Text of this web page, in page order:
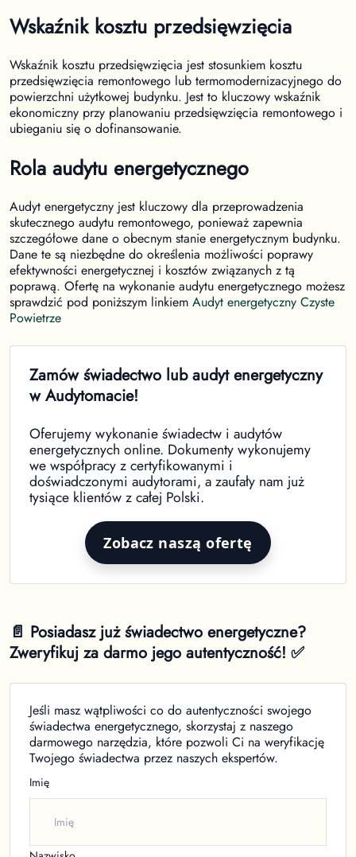
Wskaźnik kosztu przedsięwzięcia
Wskaźnik kosztu przedsięwzięcia jest stosunkiem kosztu
przedsięwzięcia remontowego lub termomodernizacyjnego do
powierzchni użytkowej budynku. Jest to kluczowy wskaźnik
ekonomiczny przy planowaniu przedsięwzięcia remontowego i
ubieganiu się o dofinansowanie.
Rola audytu energetycznego
Audyt energetyczny jest kluczowy dla przeprowadzenia
skutecznego audytu remontowego, ponieważ zapewnia
szczegółowe dane o obecnym stanie energetycznym budynku.
Dane te są niezbędne do określenia możliwości poprawy
efektywności energetycznej i kosztów związanych z tą
poprawą. Ofertę na wykonanie audytu energetycznego możesz
sprawdzić pod poniższym linkiem Audyt energetyczny Czyste
Powietrze
Zamów świadectwo lub audyt energetyczny
w Audytomacie!
Oferujemy wykonanie świadectw i audytów
energetycznych online. Dokumenty wykonujemy
we współpracy z certyfikowanymi i
doświadczonymi audytorami, a zaufały nam już
tysiące klientów z całej Polski.
Zobacz naszą ofertę
📄 Posiadasz już świadectwo energetyczne?
Zweryfikuj za darmo jego autentyczność! ✅
Jeśli masz wątpliwości co do autentyczności swojego
świadectwa energetycznego, skorzystaj z naszego
darmowego narzędzia, które pozwoli Ci na weryfikację
Twojego świadectwa przez naszych ekspertów.
Imię